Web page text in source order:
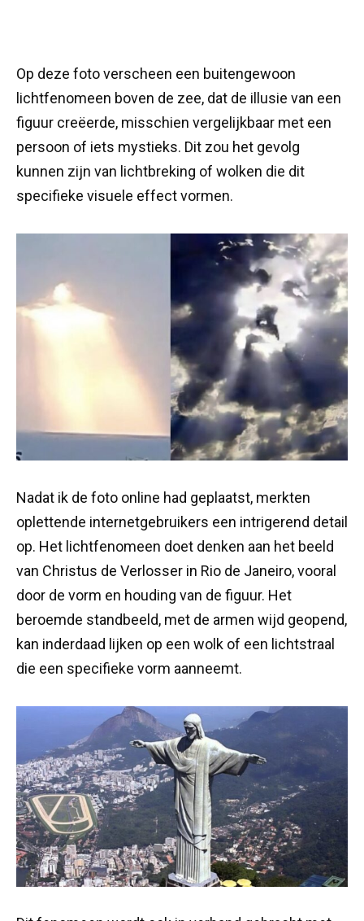
Op deze foto verscheen een buitengewoon
lichtfenomeen boven de zee, dat de illusie van een
figuur creëerde, misschien vergelijkbaar met een
persoon of iets mystieks. Dit zou het gevolg
kunnen zijn van lichtbreking of wolken die dit
specifieke visuele effect vormen.
Nadat ik de foto online had geplaatst, merkten
oplettende internetgebruikers een intrigerend detail
op. Het lichtfenomeen doet denken aan het beeld
van Christus de Verlosser in Rio de Janeiro, vooral
door de vorm en houding van de figuur. Het
beroemde standbeeld, met de armen wijd geopend,
kan inderdaad lijken op een wolk of een lichtstraal
die een specifieke vorm aanneemt.